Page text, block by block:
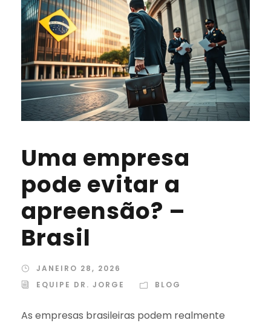
Uma empresa
pode evitar a
apreensão? –
Brasil
JANEIRO 28, 2026
EQUIPE DR. JORGE
BLOG
As empresas brasileiras podem realmente